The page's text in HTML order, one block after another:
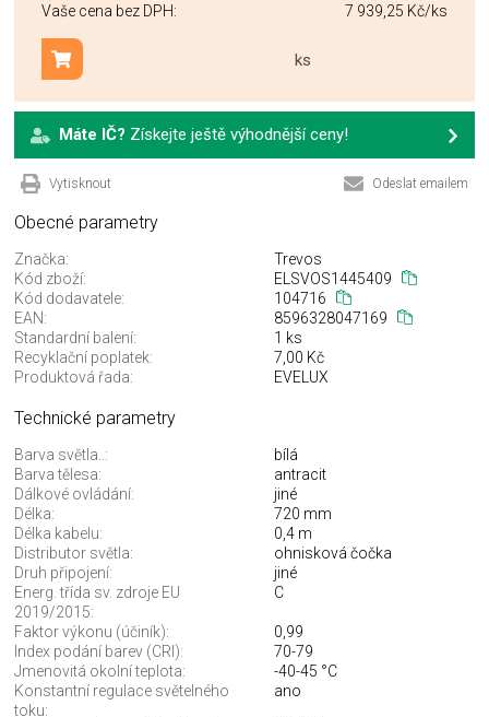
Vaše cena bez DPH: 7 939,25 Kč/ks
ks
Přidat do košíku
Máte IČ? Získejte ještě výhodnější ceny!
Vytisknout Odeslat emailem
Obecné parametry
Značka:
Trevos
Kód zboží:
ELSVOS1445409
Kód dodavatele:
104716
EAN:
8596328047169
Standardní balení:
1 ks
Recyklační poplatek:
7,00 Kč
Produktová řada:
EVELUX
Technické parametry
Barva světla..:
bílá
Barva tělesa:
antracit
Dálkové ovládání:
jiné
Délka:
720 mm
Délka kabelu:
0,4 m
Distributor světla:
ohnisková čočka
Druh připojení:
jiné
Energ. třída sv. zdroje EU
2019/2015:
C
Faktor výkonu (účiník):
0,99
Index podání barev (CRI):
70-79
Jmenovitá okolní teplota:
-40-45 °C
Konstantní regulace světelného
toku:
ano